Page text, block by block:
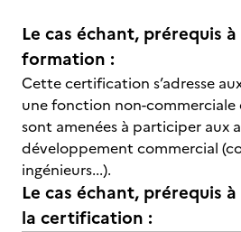
Le cas échant, prérequis à
formation :
Cette certification s’adresse
une fonction non-commerciale
sont amenées à participer aux
développement commercial
ingénieurs...).
Le cas échant, prérequis
la certification :